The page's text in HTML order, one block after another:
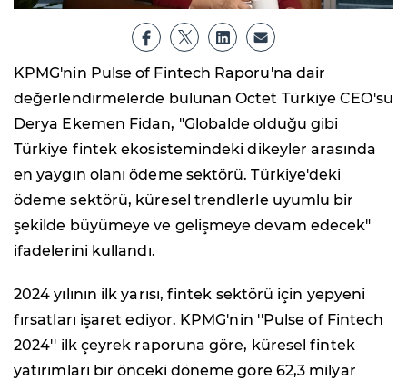
KPMG'nin Pulse of Fintech Raporu'na dair
değerlendirmelerde bulunan Octet Türkiye CEO'su
Derya Ekemen Fidan, "Globalde olduğu gibi
Türkiye fintek ekosistemindeki dikeyler arasında
en yaygın olanı ödeme sektörü. Türkiye'deki
ödeme sektörü, küresel trendlerle uyumlu bir
şekilde büyümeye ve gelişmeye devam edecek"
ifadelerini kullandı.
2024 yılının ilk yarısı, fintek sektörü için yepyeni
fırsatları işaret ediyor. KPMG'nin ''Pulse of Fintech
2024'' ilk çeyrek raporuna göre, küresel fintek
yatırımları bir önceki döneme göre 62,3 milyar